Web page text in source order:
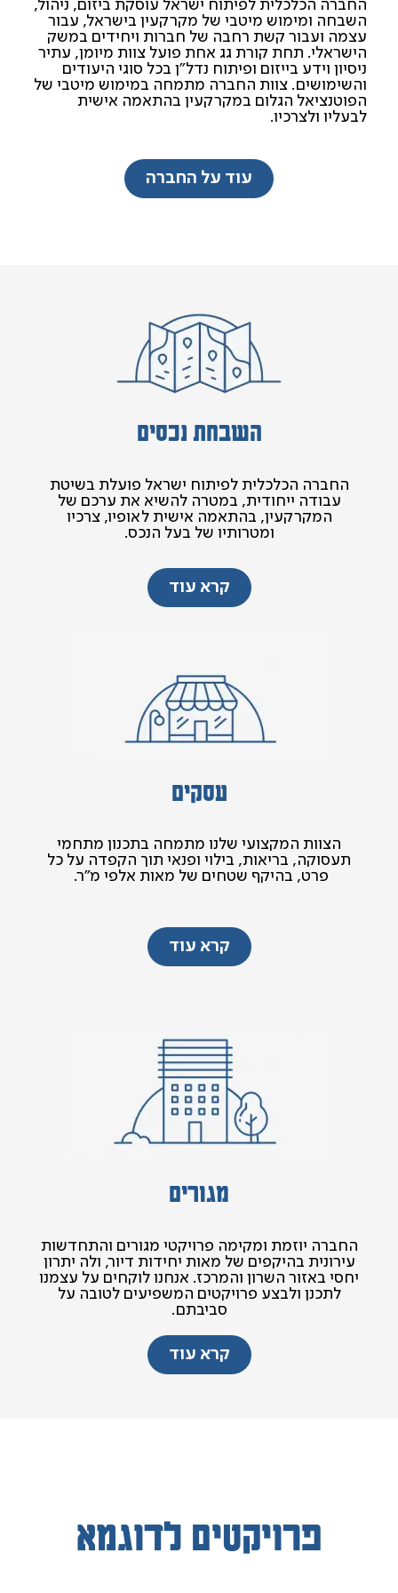
החברה הכלכלית לפיתוח ישראל עוסקת ביזום, ניהול,
השבחה ומימוש מיטבי של מקרקעין בישראל, עבור
עצמה ועבור קשת רחבה של חברות ויחידים במשק
הישראלי. תחת קורת גג אחת פועל צוות מיומן, עתיר
ניסיון וידע בייזום ופיתוח נדל"ן בכל סוגי היעודים
והשימושים. צוות החברה מתמחה במימוש מיטבי של
הפוטנציאל הגלום במקרקעין בהתאמה אישית
לבעליו ולצרכיו.
עוד על החברה
השבחת נכסים
החברה הכלכלית לפיתוח ישראל פועלת בשיטת
עבודה ייחודית, במטרה להשיא את ערכם של
המקרקעין, בהתאמה אישית לאופיו, צרכיו
ומטרותיו של בעל הנכס.
קרא עוד
עסקים
הצוות המקצועי שלנו מתמחה בתכנון מתחמי
תעסוקה, בריאות, בילוי ופנאי תוך הקפדה על כל
פרט, בהיקף שטחים של מאות אלפי מ"ר.
קרא עוד
מגורים
החברה יוזמת ומקימה פרויקטי מגורים והתחדשות
עירונית בהיקפים של מאות יחידות דיור, ולה יתרון
יחסי באזור השרון והמרכז. אנחנו לוקחים על עצמנו
לתכנן ולבצע פרויקטים המשפיעים לטובה על
סביבתם.
קרא עוד
פרויקטים לדוגמא